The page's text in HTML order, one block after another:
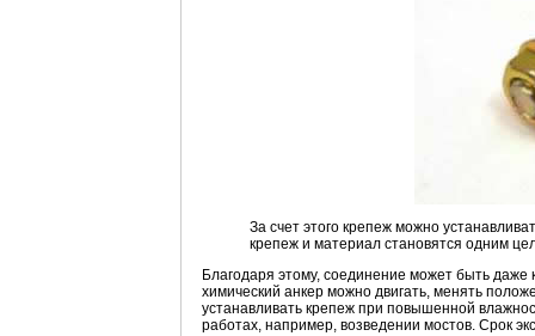
За счет этого крепеж можно
крепеж и материал становятся одним
Благодаря этому, соединение может быть даже
химический анкер можно двигать, менять
устанавливать крепеж при повышенной
работах, например, возведении мостов. Срок